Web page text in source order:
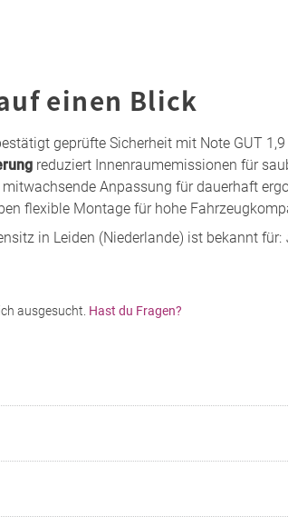
einen Blick
geprüfte Sicherheit mit Note GUT 1,9
reduziert Innenraumemissionen für
Anpassung für dauerhaft
flexible Montage für hohe
in Leiden (Niederlande) ist bekannt für:
ausgesucht. Hast du Fragen?